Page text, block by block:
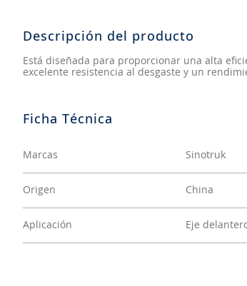
Descripción del producto
Está diseñada para proporcionar una alta
excelente resistencia al desgaste y un
Marcas Sinotruk
Origen China
Aplicación Eje